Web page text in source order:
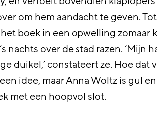
om hem aandacht te geven.
boek in een opwelling zomaar
nachts over de stad razen. ‘Mijn
duikel,’ constateert ze. Hoe dat
idee, maar Anna Woltz is gul
met een hoopvol slot.